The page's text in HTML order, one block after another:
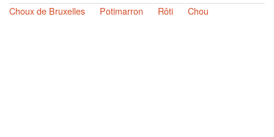
Choux de Bruxelles
Potimarron Rôti Chou